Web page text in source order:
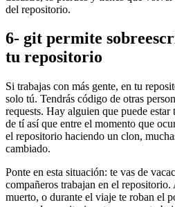
del repositorio.
6- git permite
tu repositorio
Si trabajas con más gente, en tu
solo tú. Tendrás código de otras
requests. Hay alguien que puede
de tí así que entre el momento que
el repositorio haciendo un clon,
cambiado.
Ponte en esta situación: te vas de
compañeros trabajan en el
muerto, o durante el viaje te roban el